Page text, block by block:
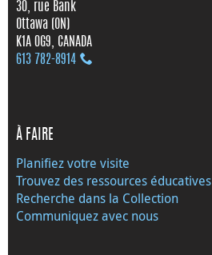
30, rue Bank
Ottawa (ON)
K1A 0G9, CANADA
613 782‑8914
À FAIRE
Planifiez votre visite
Trouvez des ressources éducatives
Recherche dans la Collection
Communiquez avec nous